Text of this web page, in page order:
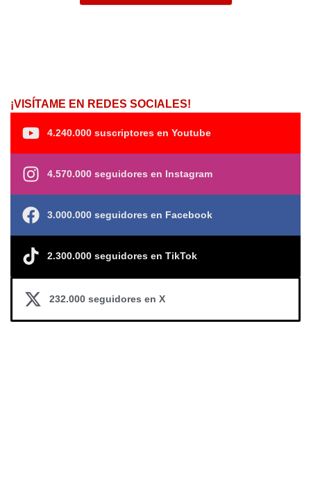
¡VISÍTAME EN REDES SOCIALES!
4.240.000 suscriptores en Youtube
4.570.000 seguidores en Instagram
3.000.000 seguidores en Facebook
2.300.000 seguidores en TikTok
232.000 seguidores en X